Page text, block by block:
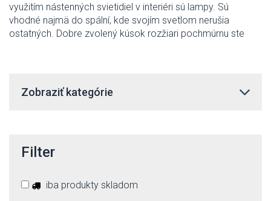
využitím nástenných svietidiel v interiéri sú lampy. Sú
vhodné najmä do spální, kde svojím svetlom nerušia
ostatných. Dobre zvolený kúsok rozžiari pochmúrnu ste
Zobraziť kategórie
Filter
iba produkty skladom